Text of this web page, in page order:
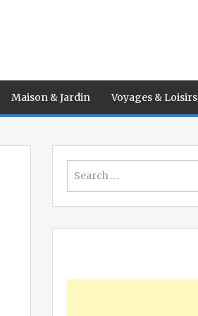
Maison & Jardin Voyages & Loisirs
for: